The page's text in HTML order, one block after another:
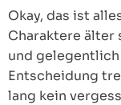
Okay, das ist
Charaktere älter
und
Entscheidung
lang kein